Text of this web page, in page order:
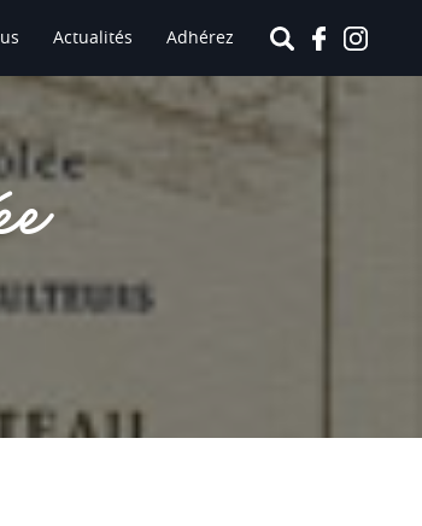
Actualités Adhérez